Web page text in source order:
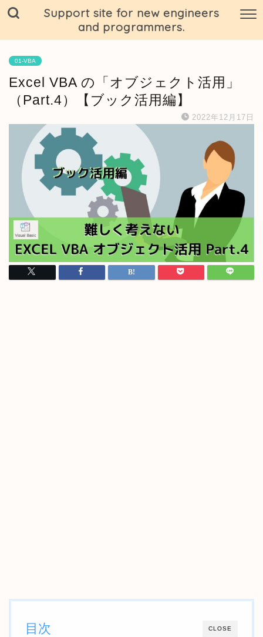
Support site for new engineers
and programmers.
01-VBA
Excel VBA の「オブジェクト活用」
（Part.4）【ブック活用編】
2022年12月17日
CLOSE
目次